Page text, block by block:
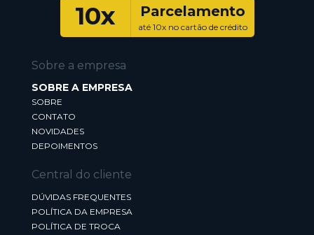
10x Parcelamento
até 10x no cartão de crédito
Sobre a empresa
SOBRE A EMPRESA
SOBRE
CONTATO
NOVIDADES
DEPOIMENTOS
Central do cliente
DÚVIDAS FREQUENTES
POLÍTICA DA EMPRESA
POLÍTICA DE TROCA